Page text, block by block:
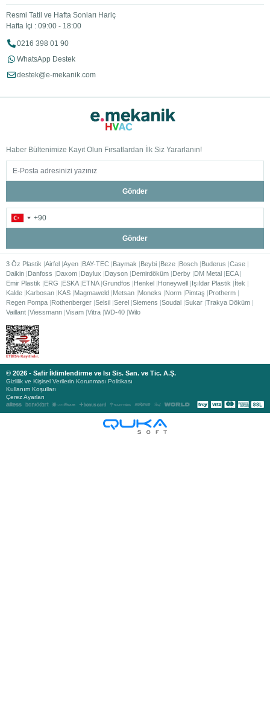
Resmi Tatil ve Hafta Sonları Hariç
Hafta İçi : 09:00 - 18:00
0216 398 01 90
WhatsApp Destek
destek@e-mekanik.com
Haber Bültenimize Kayıt Olun Fırsatlardan İlk Siz Yararlanın!
Gönder
Gönder
3 Öz Plastik Airfel Ayen BAY-TEC Baymak Beybi Beze Bosch Buderus Case
Daikin Danfoss Daxom Daylux Dayson Demirdöküm Derby DM Metal ECA
Emir Plastik
ERG ESKA ETNA Grundfos Henkel Honeywell Işıldar Plastik
İtek
Kalde Karbosan KAS Magmaweld Metsan Moneks Norm Pimtaş
Protherm
Regen Pompa Rothenberger Selsil Serel Siemens Soudal Sukar Trakya Döküm
Vaillant Viessmann Visam Vitra WD-40 Wilo
© 2026 - Safir İklimlendirme ve Isı Sis. San. ve Tic. A.Ş.
Gizlilik ve Kişisel Verilerin Korunması Politikası
Kullanım Koşulları
Çerez Ayarları